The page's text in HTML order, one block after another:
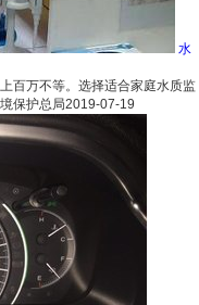
水
百万不等。选择适合家庭水质监
保护总局2019-07-19